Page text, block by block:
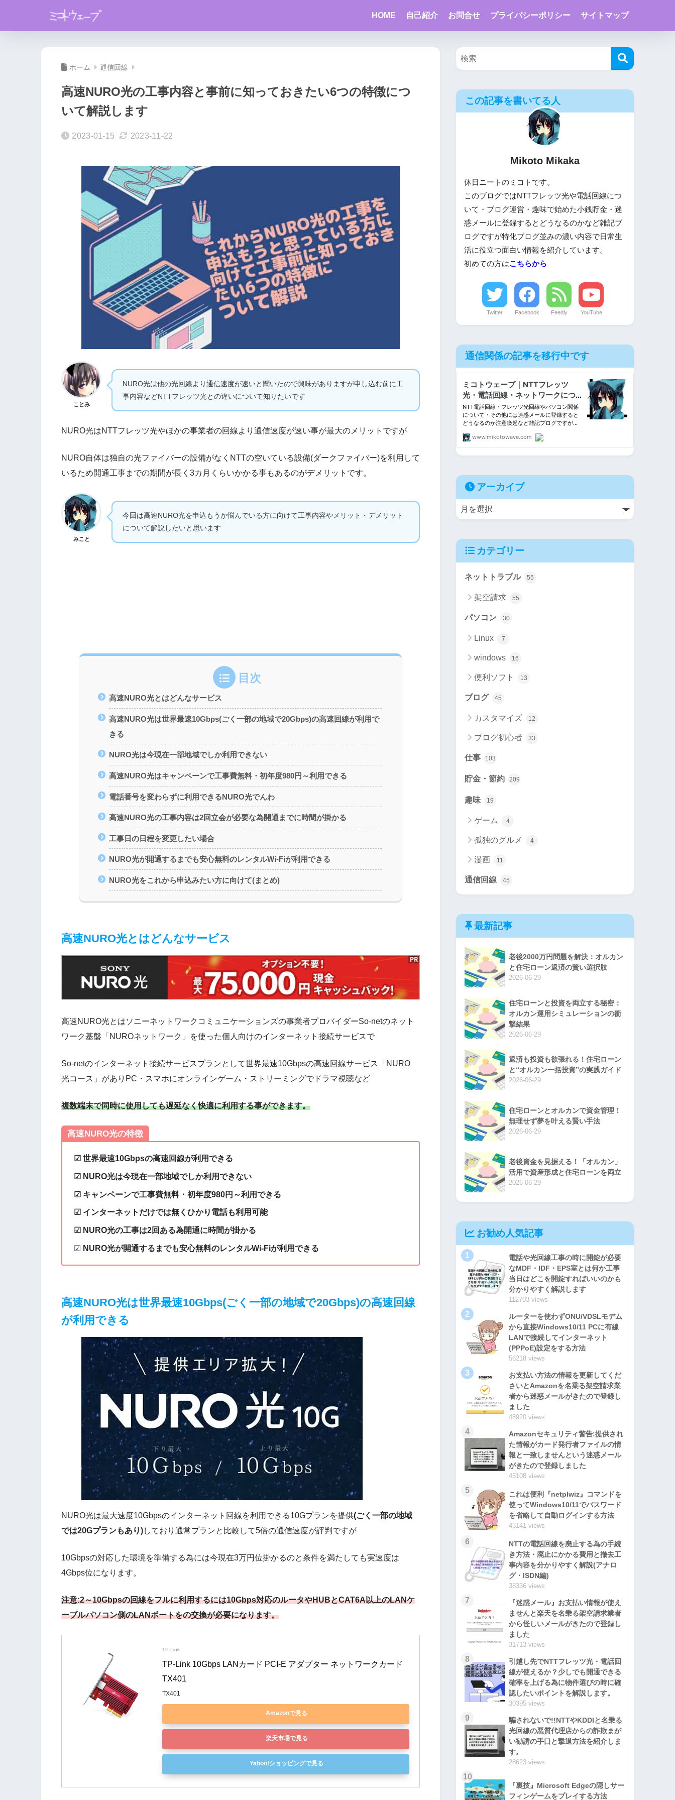
HOME 自己紹介 お問合せ プライバシーポリシー サイトマップ
ホーム 通信回線
高速NURO光の工事内容と事前に知っておきたい6つの特徴につ
いて解説します
2023-01-15 2023-11-22
ことみ
NURO光は他の光回線より通信速度が速いと聞いたので興味がありますが申し込む前に工
事内容などNTTフレッツ光との違いについて知りたいです
NURO光はNTTフレッツ光やほかの事業者の回線より通信速度が速い事が最大のメリットですが
NURO自体は独自の光ファイバーの設備がなくNTTの空いている設備(ダークファイバー)を利用して
いるため開通工事までの期間が長く3カ月くらいかかる事もあるのがデメリットです。
みこと
今回は高速NURO光を申込もうか悩んでいる方に向けて工事内容やメリット・デメリット
について解説したいと思います
目次
高速NURO光とはどんなサービス
高速NURO光は世界最速10Gbps(ごく一部の地域で20Gbps)の高速回線が利用で
きる
NURO光は今現在一部地域でしか利用できない
高速NURO光はキャンペーンで工事費無料・初年度980円～利用できる
電話番号を変わらずに利用できるNURO光でんわ
高速NURO光の工事内容は2回立会が必要な為開通までに時間が掛かる
工事日の日程を変更したい場合
NURO光が開通するまでも安心無料のレンタルWi-Fiが利用できる
NURO光をこれから申込みたい方に向けて(まとめ)
高速NURO光とはどんなサービス
高速NURO光とはソニーネットワークコミュニケーションズの事業者プロバイダーSo-netのネット
ワーク基盤「NUROネットワーク」を使った個人向けのインターネット接続サービスで
So-netのインターネット接続サービスプランとして世界最速10Gbpsの高速回線サービス「NURO
光コース」がありPC・スマホにオンラインゲーム・ストリーミングでドラマ視聴など
複数端末で同時に使用しても遅延なく快適に利用する事ができます。
高速NURO光の特徴
☑ 世界最速10Gbpsの高速回線が利用できる
☑ NURO光は今現在一部地域でしか利用できない
☑ キャンペーンで工事費無料・初年度980円～利用できる
☑ インターネットだけでは無くひかり電話も利用可能
☑ NURO光の工事は2回ある為開通に時間が掛かる
☑ NURO光が開通するまでも安心無料のレンタルWi-Fiが利用できる
高速NURO光は世界最速10Gbps(ごく一部の地域で20Gbps)の高速回線
が利用できる
NURO光は最大速度10Gbpsのインターネット回線を利用できる10Gプランを提供(ごく一部の地域
では20Gプランもあり)しており通常プランと比較して5倍の通信速度が評判ですが
10Gbpsの対応した環境を準備する為には今現在3万円位掛かるのと条件を満たしても実速度は
4Gbps位になります。
注意:2～10Gbpsの回線をフルに利用するには10Gbps対応のルータやHUBとCAT6A以上のLANケ
ーブルパソコン側のLANポートをの交換が必要になります。
TP-Link
TP-Link 10Gbps LANカード PCI-E アダプター ネットワークカード
TX401
TX401
Amazonで見る
楽天市場で見る
Yahoo!ショッピングで見る
この記事を書いてる人
Mikoto Mikaka
休日ニートのミコトです。
このブログではNTTフレッツ光や電話回線につ
いて・ブログ運営・趣味で始めた小銭貯金・迷
惑メールに登録するとどうなるのかなど雑記ブ
ログですが特化ブログ並みの濃い内容で日常生
活に役立つ面白い情報を紹介しています。
初めての方はこちらから
Twitter Facebook Feedly YouTube
通信関係の記事を移行中です
アーカイブ
カテゴリー
ネットトラブル 55
架空請求 55
パソコン 30
Linux 7
windows 16
便利ソフト 13
ブログ 45
カスタマイズ 12
ブログ初心者 33
仕事 103
貯金・節約 209
趣味 19
ゲーム 4
孤独のグルメ 4
漫画 11
通信回線 45
最新記事
老後2000万円問題を解決：オルカン
と住宅ローン返済の賢い選択肢
2026-06-29
住宅ローンと投資を両立する秘密：
オルカン運用シミュレーションの衝
撃結果
2026-06-29
返済も投資も欲張れる！住宅ローン
と“オルカン一括投資”の実践ガイド
2026-06-29
住宅ローンとオルカンで資金管理！
無理せず夢を叶える賢い手法
2026-06-29
老後資金を見据える！「オルカン」
活用で資産形成と住宅ローンを両立
2026-06-29
お勧め人気記事
1
電話や光回線工事の時に開錠が必要
なMDF・IDF・EPS室とは何か工事
当日はどこを開錠すればいいのかも
分かりやすく解説します
112703 views
2
ルーターを使わずONU/VDSLモデム
から直接Windows10/11 PCに有線
LANで接続してインターネット
(PPPoE)設定をする方法
56218 views
3
お支払い方法の情報を更新してくだ
さいとAmazonを名乗る架空請求業
者から迷惑メールがきたので登録し
ました
48920 views
4
Amazonセキュリティ警告:提供され
た情報がカード発行者ファイルの情
報と一致しませんという迷惑メール
がきたので登録しました
45108 views
5
これは便利『netplwiz』コマンドを
使ってWindows10/11でパスワード
を省略して自動ログインする方法
43141 views
6
NTTの電話回線を廃止する為の手続
き方法・廃止にかかる費用と撤去工
事内容を分かりやすく解説(アナロ
グ・ISDN編)
38336 views
7
『迷惑メール』お支払い情報が使え
ませんと楽天を名乗る架空請求業者
から怪しいメールがきたので登録し
ました
31713 views
8
引越し先でNTTフレッツ光・電話回
線が使えるか？少しでも開通できる
確率を上げる為に物件選びの時に確
認したいポイントを解説します。
30395 views
9
騙されないで!!NTTやKDDIと名乗る
光回線の悪質代理店からの詐欺まが
い勧誘の手口と撃退方法を紹介しま
す。
28623 views
10
『裏技』Microsoft Edgeの隠しサー
フィンゲームをプレイする方法